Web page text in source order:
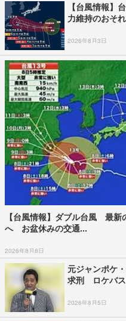
【台風情報】
力維持のおそ
2026年8月3日
【台風情報】ダブル台風 最
へ お盆休みの交通...
2026年8月8日
元ジャンポケ
求刑 ロケバ
2026年8月5日